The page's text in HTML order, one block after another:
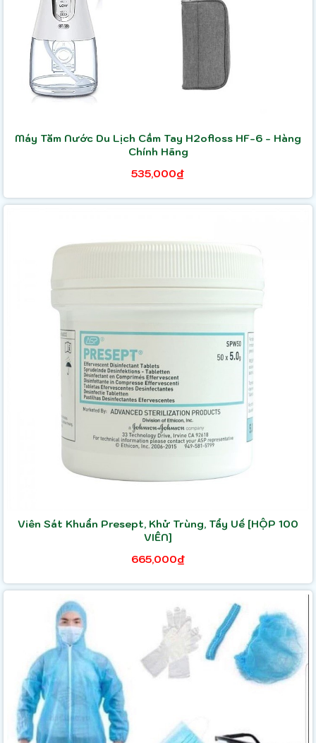
Máy Tăm Nước Du Lịch Cầm Tay H2ofloss HF-6 - Hàng
Chính Hãng
535,000₫
Viên Sát Khuẩn Presept, Khử Trùng, Tẩy Uế [HỘP 100
VIÊN]
665,000₫